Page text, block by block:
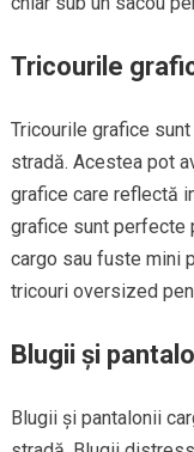
Tricourile
Tricourile grafice
stradă. Acestea pot
grafice care reflectă
grafice sunt perfecte
cargo sau fuste mini
tricouri oversized
Blugii și
Blugii și pantalonii